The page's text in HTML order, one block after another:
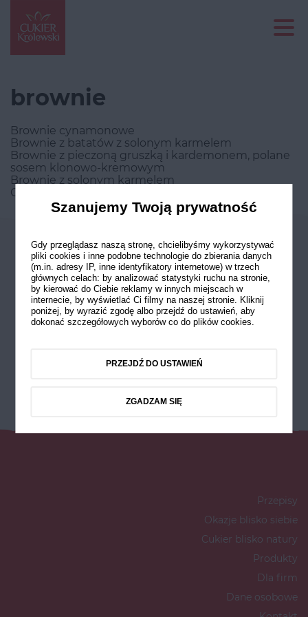
brownie
Brownie cynamonowe
Brownie z batatów z solonym karmelem
Brownie z pieczoną gruszką i kardemonem, polane
sosem klonowo-kremowym
Brownie z solonym karmelem
Ciasto czekoladowe z gruszkami
Odwiedź nasze profile w social
mediach
Przepisy
Okazje blisko siebie
Cukier blisko natury
Produkty
Dla firm
Dane osobowe
Szanujemy Twoją prywatność
Gdy przeglądasz naszą stronę, chcielibyśmy wykorzystywać
pliki cookies i inne podobne technologie do zbierania danych
(m.in. adresy IP, inne identyfikatory internetowe) w trzech
głównych celach: by analizować statystyki ruchu na stronie,
by kierować do Ciebie reklamy w innych miejscach w
internecie, by wyświetlać Ci filmy na naszej stronie. Kliknij
poniżej, by wyrazić zgodę albo przejdź do ustawień, aby
dokonać szczegółowych wyborów co do plików cookies.
PRZEJDŹ DO USTAWIEŃ
ZGADZAM SIĘ